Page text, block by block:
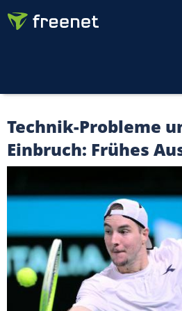
Technik-Probleme
Einbruch: Frühes